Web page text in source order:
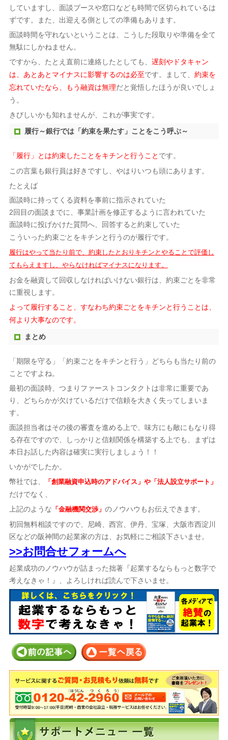
していますし、面談ブースや窓口なども時間で区切られているは
ずです。また、出迎える側としての準備もあります。
面談時間を守れないということは、こうした段取りや準備を全て
無駄にしかねません。
ですから、たとえ直前に連絡したとしても、 遅刻やドタキャン
は、あとあとマイナスに影響するのは必至です。まして、 約束を
忘れていたなら、もう融資は無理だと覚悟したほうが良いでしょ
う。
きびしいかも知れませんが、これが事実です。
履行～銀行では「約束を果たす」ことをこう呼ぶ～
「履行」とは約束したことをキチンと行うこと です。
この言葉も銀行員は好きですし、やはりいつも頭にあります。
たとえば
面談時に持ってくる資料を事前に指示されていた
2回目の面談までに、事業計画を修正するように言われていた
面談時に投げかけた質問へ、回答すると約束していた
こういった約束ごとをキチンと行うのが履行です。
履行はやって当たり前で、約束したとおりキチンとやることで評価し
てもらえますし、やらなければマイナスになります。
お金を融資して回収しなければいけない銀行は、約束ごとを非常
に重視します。
よって履行すること、すなわち約束ごとをキチンと行うことは、
何より大事なのです。
まとめ
「期限を守る」「約束ごとをキチンと行う」どちらも当たり前の
ことですよね。
最初の面談時、つまりファーストコンタクトは非常に重要であ
り、どちらかが欠けているだけで信頼を大きく失ってしまいま
す。
面談担当者はその後の審査を進める上で、味方にも敵にもなり得
る存在ですので、しっかりと信頼関係を構築する上でも、まずは
本日お話した内容は確実に実行しましょう！！
いかがでしたか。
幣社では、
「創業融資申込時のアドバイス」や「法人設立サポート」
だけでなく、
上記のような 「金融機関交渉」 のノウハウもお伝えできます。
初回無料相談ですので、尼崎、西宮、伊丹、宝塚、大阪市西淀川
区などの阪神間の起業家の方は、お気軽にご相談下さいませ。
>>お問合せフォームへ
起業成功のノウハウが詰まった拙著『起業するならもっと数字で
考えなきゃ！』、よろしければ読んで下さいませ。